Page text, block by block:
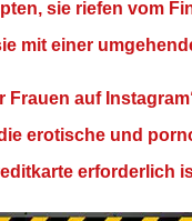
sie riefen vom
mit einer
Frauen auf
erotische und
erforderlich